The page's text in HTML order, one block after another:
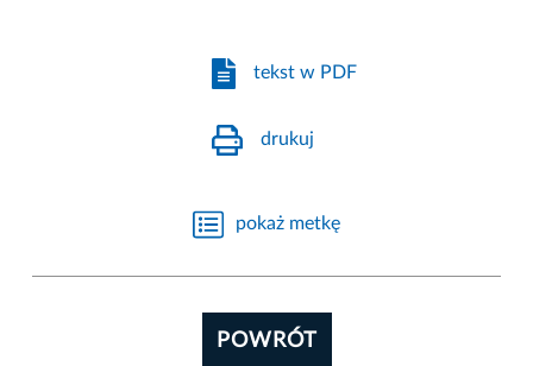
tekst w PDF
drukuj
pokaż metkę
POWRÓT